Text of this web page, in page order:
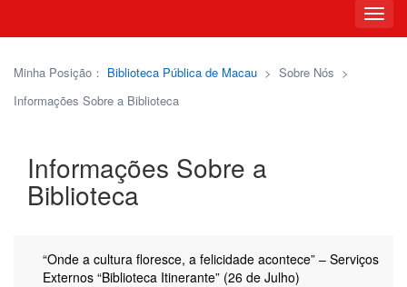
Minha Posição： Biblioteca Pública de Macau > Sobre Nós >
Informações Sobre a Biblioteca
Informações Sobre a
Biblioteca
“Onde a cultura floresce, a felicidade acontece” – Serviços
Externos “Biblioteca Itinerante” (26 de Julho)